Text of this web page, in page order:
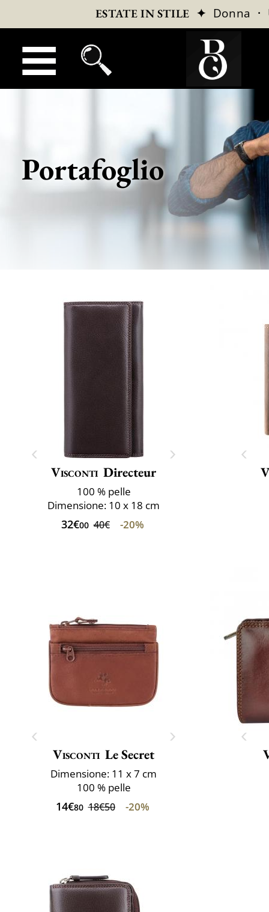
ESTATE IN STILE ✦ Donna ·
Portafoglio
Visconti Directeur
100 % pelle
Dimensione: 10 x 18 cm
32€00 40€ -20%
Visconti Le Secret
Dimensione: 11 x 7 cm
100 % pelle
14€80 18€50 -20%